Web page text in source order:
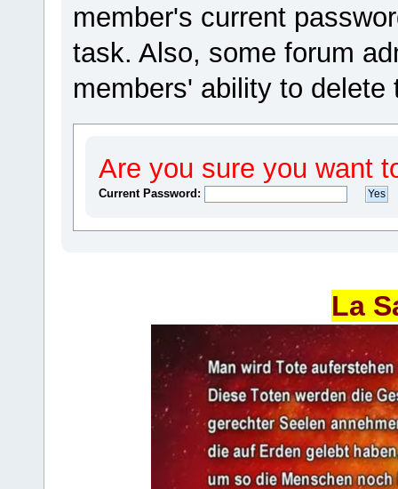
member's current
task. Also, some forum
members' ability to delete
Are you sure you want
Current Password:
La